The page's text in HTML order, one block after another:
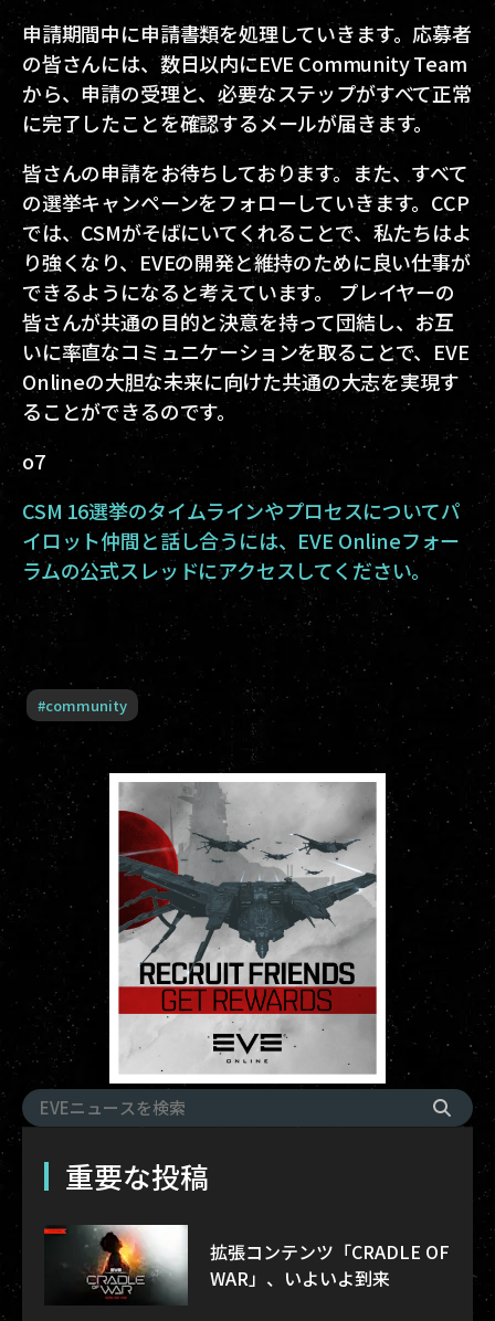
申請期間中に申請書類を処理していきます。応募者
の皆さんには、数日以内にEVE Community Team
から、申請の受理と、必要なステップがすべて正常
に完了したことを確認するメールが届きます。
皆さんの申請をお待ちしております。また、すべて
の選挙キャンペーンをフォローしていきます。CCP
では、CSMがそばにいてくれることで、私たちはよ
り強くなり、EVEの開発と維持のために良い仕事が
できるようになると考えています。 プレイヤーの
皆さんが共通の目的と決意を持って団結し、お互
いに率直なコミュニケーションを取ることで、EVE
Onlineの大胆な未来に向けた共通の大志を実現す
ることができるのです。
o7
CSM 16選挙のタイムラインやプロセスについてパ
イロット仲間と話し合うには、EVE Onlineフォー
ラムの公式スレッドにアクセスしてください。
#community
重要な投稿
拡張コンテンツ「CRADLE OF
WAR」、いよいよ到来